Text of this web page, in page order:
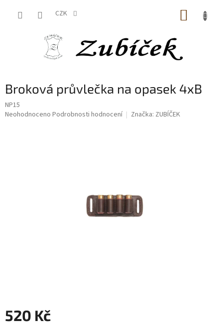
CZK
Broková průvlečka na opasek 4xB
NP15
Průměrné
Neohodnoceno Podrobnosti hodnocení Značka: ZUBÍČEK
520 Kč